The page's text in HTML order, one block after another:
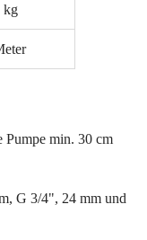
kg
Pumpe min. 30 cm
G 3/4", 24 mm und